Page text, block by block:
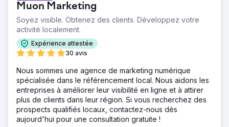
Résultat
Notre client est désormais leader sur son marché local,
figurant parmi les trois premiers résultats du Google Maps
et occupant la première page des résultats de recherche
organiques pour ses mots-clés de services les plus
rentables. Le volume important de prospects qualifiés
nous a permis d'étendre notre mission ; nous déployons
actuellement cette stratégie éprouvée à l'échelle
nationale, avec des résultats prometteurs.
Vers la page de l'agence
Muon Marketing
Soyez visible. Obtenez des clients. Développez votre
activité localement.
Expérience attestée
30 avis
Nous sommes une agence de marketing numérique
spécialisée dans le référencement local. Nous aidons les
entreprises à améliorer leur visibilité en ligne et à attirer
plus de clients dans leur région. Si vous recherchez des
prospects qualifiés locaux, contactez-nous dès
aujourd'hui pour une consultation gratuite !